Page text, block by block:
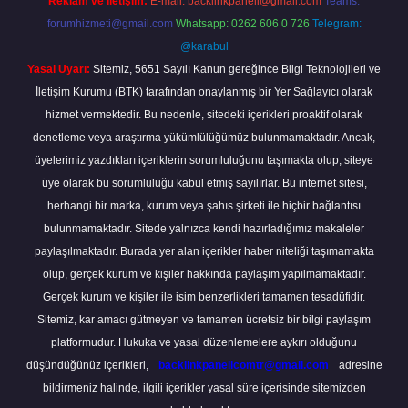
forumhizmeti@gmail.com Whatsapp: 0262 606 0 726 Telegram:
@karabul
Yasal Uyarı: Sitemiz, 5651 Sayılı Kanun gereğince Bilgi Teknolojileri ve
İletişim Kurumu (BTK) tarafından onaylanmış bir Yer Sağlayıcı olarak
hizmet vermektedir. Bu nedenle, sitedeki içerikleri proaktif olarak
denetleme veya araştırma yükümlülüğümüz bulunmamaktadır. Ancak,
üyelerimiz yazdıkları içeriklerin sorumluluğunu taşımakta olup, siteye
üye olarak bu sorumluluğu kabul etmiş sayılırlar. Bu internet sitesi,
herhangi bir marka, kurum veya şahıs şirketi ile hiçbir bağlantısı
bulunmamaktadır. Sitede yalnızca kendi hazırladığımız makaleler
paylaşılmaktadır. Burada yer alan içerikler haber niteliği taşımamakta
olup, gerçek kurum ve kişiler hakkında paylaşım yapılmamaktadır.
Gerçek kurum ve kişiler ile isim benzerlikleri tamamen tesadüfidir.
Sitemiz, kar amacı gütmeyen ve tamamen ücretsiz bir bilgi paylaşım
platformudur. Hukuka ve yasal düzenlemelere aykırı olduğunu
düşündüğünüz içerikleri,
backlinkpanelicomtr@gmail.com
adresine
bildirmeniz halinde, ilgili içerikler yasal süre içerisinde sitemizden